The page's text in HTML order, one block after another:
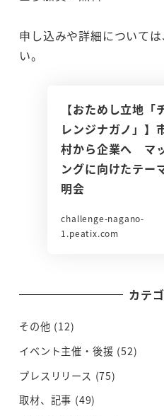
申し込みや詳細について
い。
【おためし立地「
レンジナガノ」】
村から企業へ マ
ングに向けたテー
明会
challenge-nagano-
1.peatix.com
カテ
その他 (12)
イベント主催・後援 (52)
プレスリリース (75)
取材、記事 (49)